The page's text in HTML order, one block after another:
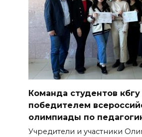
Команда студентов кбгу
победителем
олимпиады по
Учредители и участники